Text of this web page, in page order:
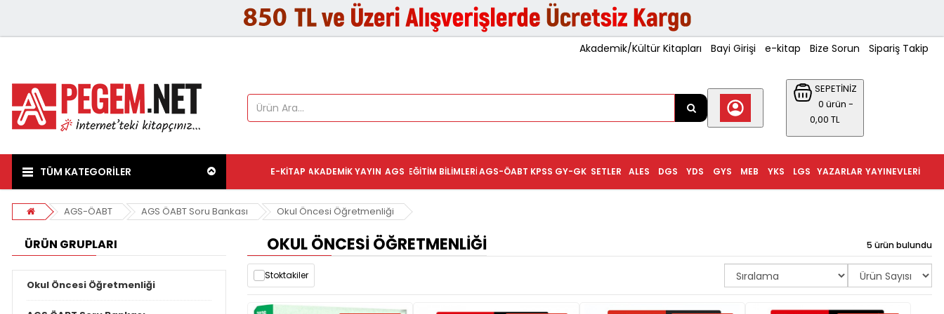
Akademik/Kültür Kitapları Bayi Girişi e-kitap Bize Sorun Sipariş Takip
SEPETİNİZ
0 ürün -
0,00 TL
TÜM KATEGORİLER YAYINEVLERI
YAZARLAR
LGS
YKS
MEB
GYS
YDS
DGS
ALES
SETLER
KPSS GY-GK
AGS-ÖABT
EĞITIM BILIMLERI
AGS
AKADEMIK YAYIN
E-KITAP
AGS-ÖABT AGS ÖABT Soru Bankası Okul Öncesi Öğretmenliği
ÜRÜN GRUPLARI
Okul Öncesi Öğretmenliği
OKUL ÖNCESI ÖĞRETMENLIĞI 5 ürün bulundu
Stoktakiler